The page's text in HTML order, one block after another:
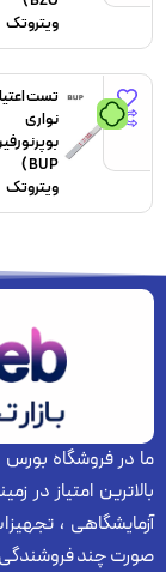
ویتروتک
تومان
تست اعتیاد
نواری
بوپرنورفین (
BUP )
ویتروتک
در فروشگاه بورس
امتیاز در
،
چند فروشندگی در